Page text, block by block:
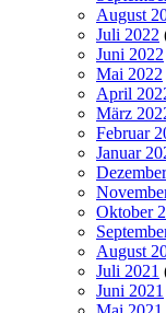
August
Juli 2022
Juni 2022
Mai 2022
April
März
Februar
Januar
Oktober
August
Juli 2021
Juni 2021